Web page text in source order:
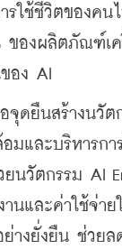
รใช้ชีวิตของคน
ของผลิตภัณฑ์เ
อง AI
ยืนสร้างนวัต
มและบริหารกา
นวัตกรรม AI
นและค่าใช้จ่าย
ย่างยั่งยืน ช่วย